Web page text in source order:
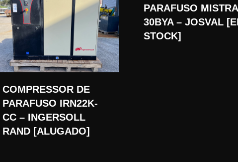
COMPRESSOR DE
PARAFUSO IRN22K-
CC – INGERSOLL
RAND [ALUGADO]
PARAFUSO
30BYA – JOSVAL
STOCK]